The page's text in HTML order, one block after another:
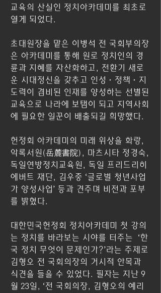
교육의 산실인 정치아카데미를 최초로
열게 되었다.
초대원장을 맡은 이병석 전 국회부의장
은 아카데미를 통해 원로 정치인의 경
륜과 지혜를 자산화하고, 전환기 새로
운 시대정신을 갖추고 인성·정책·지
도력이 겸비된 인재를 양성하는 선별된
교육으로 나라에 보탬이 되고 지역사회
에 필요한 일꾼이 배출되길 희망했다.
헌정회 아카데미의 미래 위상을 화랑,
악록서원(岳麓書院), 마츠시타 정경숙,
독일연방정치교육원, 독일 프리드리히
에버트 재단, 김우중 ‘글로벌 청년사업
가 양성사업’ 등과 견주며 비전과 포부
를 밝혔다.
대한민국헌정회 정치아카데미 첫 강의
는 정치를 바라보는 시야를 터주는  ‘한
국 정치 무엇이 문제인가?’라는 주제로
김형오 전 국회의장의 거시적 안목과
식견을 들을 수 있었다. 필자는 지난 9
월 23일, ‘전 국회의장, 김형오의 예리